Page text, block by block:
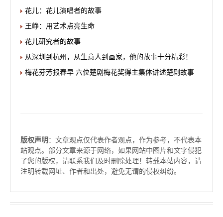
花儿：花儿演唱者的故事
王峥：用艺术点亮生命
花儿研究者的故事
从深圳到杭州，从生意人到画家，他的故事十分精彩！
梅花芬芳报春早 六位楚剧梅花奖得主集体讲述楚剧故事
版权声明 ：文章观点仅代表作者观点，作为参考，不代表本
站观点。部分文章来源于网络，如果网站中图片和文字侵犯
了您的版权，请联系我们及时删除处理！转载本站内容，请
注明转载网址、作者和出处，避免无谓的侵权纠纷。